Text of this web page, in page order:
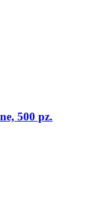
500 pz.